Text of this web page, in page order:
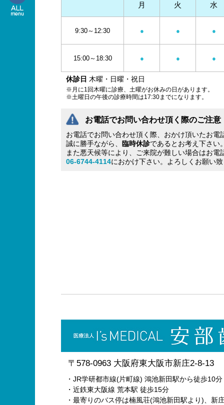
休診日 木曜・日曜・祝日
※月に1回木曜に診療、土曜がお休みの日があります。
※土曜日の午後の診療時間は17:30までになります。
月 火 水
9:30～12:30 ● ● ●
15:00～18:30 ● ● ●
お電話でお問い合わせ頂く際のご注意
お電話でお問い合わせ頂く際、おかけ頂いたお電
誠に勝手ながら、 臨時休診であるとお考え下さい
また悪天候等により、ご来院が難しい場合はお
06-6744-4114におかけ下さい。よろしくお願い
〒578-0963 大阪府東大阪市新庄2-8-13
・JR学研都市線(片町線) 鴻池新田駅から徒歩10分
・近鉄東大阪線 荒本駅 徒歩15分
・最寄りのバス停は楠風荘(鴻池新田駅より)、新